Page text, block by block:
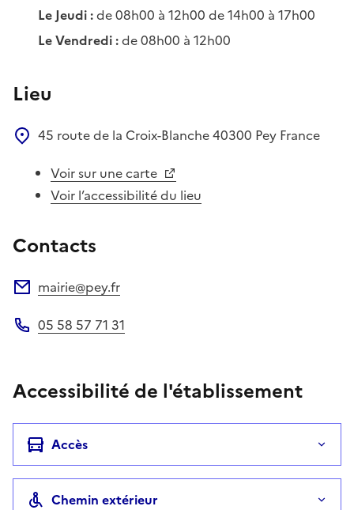
Le Jeudi :de 08h00 à 12h00 de 14h00 à 17h00
Le Vendredi :de 08h00 à 12h00
Lieu
45 route de la Croix-Blanche40300 Pey France
Voir sur une carte
Voir l’accessibilité du lieu
Contacts
mairie@pey.fr
05 58 57 71 31
Accessibilité de l'établissement
Accès
Chemin extérieur